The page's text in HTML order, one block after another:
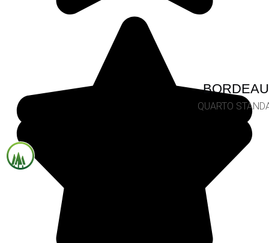
QUARTO